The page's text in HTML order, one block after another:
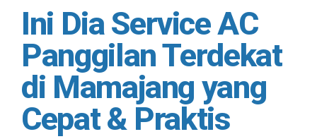
Ini Dia Service AC
Panggilan Terdekat
di Mamajang yang
Cepat & Praktis